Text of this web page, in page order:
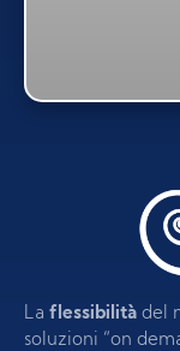
La flessibilità del
soluzioni “on